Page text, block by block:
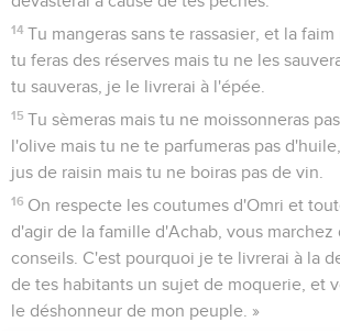
14 Conduis ton peuple avec ta houlette, le
héritage qui habite solitaire dans la forêt
Carmel ; qu'ils broutent sur le Basan et en
autrefois !
15
Comme à l’époque où tu es sorti de
voir des prodiges.
16 Les nations le verront et seront
toute leur puissance ; elles mettront la
leurs oreilles seront assourdies.
17 Elles lécheront la poussière, comme le
reptiles de la terre ; elles sortiront
forteresses, elles trembleront devant